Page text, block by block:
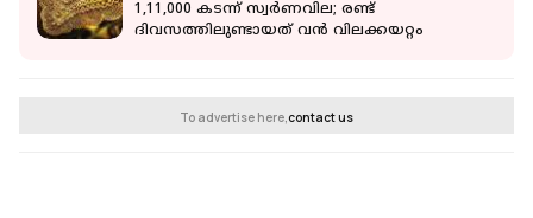
1,11,000 കടന്ന് സ്വർണവില; രണ്ട്
ദിവസത്തിലുണ്ടായത് വൻ വിലക്കയറ്റം
To advertise here,contact us